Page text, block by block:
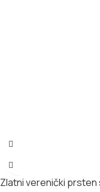
Zlatni verenički prsten